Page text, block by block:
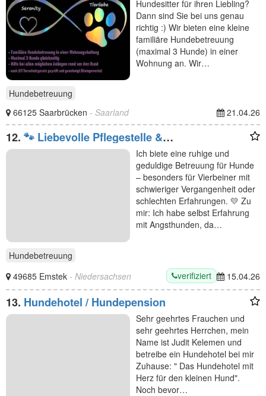
Hundesitter für ihren Liebling?
Dann sind Sie bei uns genau
richtig :) Wir bieten eine kleine
familiäre Hundebetreuung
(maximal 3 Hunde) in einer
Wohnung an. Wir…
Hundebetreuung
66125 Saarbrücken - Saarland 21.04.26
12. 🐾 Liebevolle Pflegestelle &
Hundebetreuung in Emstek 🐾Ich biete eine ruhige und
geduldige Betreuung für Hunde
– besonders für Vierbeiner mit
schwieriger Vergangenheit oder
schlechten Erfahrungen. 💛 Zu
mir: Ich habe selbst Erfahrung
mit Angsthunden, da…
Hundebetreuung
49685 Emstek - Niedersachsen verifiziert 15.04.26
13. Hundehotel / Hundepension
Sehr geehrtes Frauchen und
sehr geehrtes Herrchen, mein
Name ist Judit Kelemen und
betreibe ein Hundehotel bei mir
Zuhause: " Das Hundehotel mit
Herz für den kleinen Hund".
Noch bevor…